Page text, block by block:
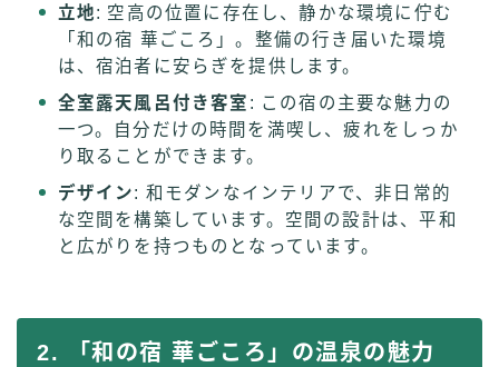
立地: 空高の位置に存在し、静かな環境に佇む
「和の宿 華ごころ」。整備の行き届いた環境
は、宿泊者に安らぎを提供します。
全室露天風呂付き客室 : この宿の主要な魅力の
一つ。自分だけの時間を満喫し、疲れをしっか
り取ることができます。
デザイン: 和モダンなインテリアで、非日常的
な空間を構築しています。空間の設計は、平和
と広がりを持つものとなっています。
2. 「和の宿 華ごころ」の温泉の魅力